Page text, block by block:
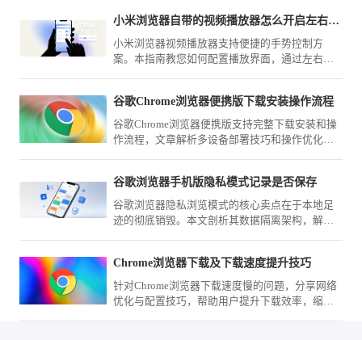
小米浏览器自带的视频播放器怎么开启左右滑动调亮度
小米浏览器视频播放器支持便捷的手势控制方
案。本指南教您如何配置播放界面，通过左右滑
果。
谷歌Chrome浏览器便携版下载安装操作流程
谷歌Chrome浏览器便携版支持完整下载安装和操
作流程，文章解析多设备部署技巧和操作优化方
谷歌浏览器手机版隐私模式记录是否保存
谷歌浏览器隐私浏览模式的核心卖点在于本地足
迹的彻底销毁。本文剖析其数据隔离架构，解释
Chrome浏览器下载及下载速度提升技巧
针对Chrome浏览器下载速度慢的问题，分享网络
优化与配置技巧，帮助用户提升下载效率，缩短